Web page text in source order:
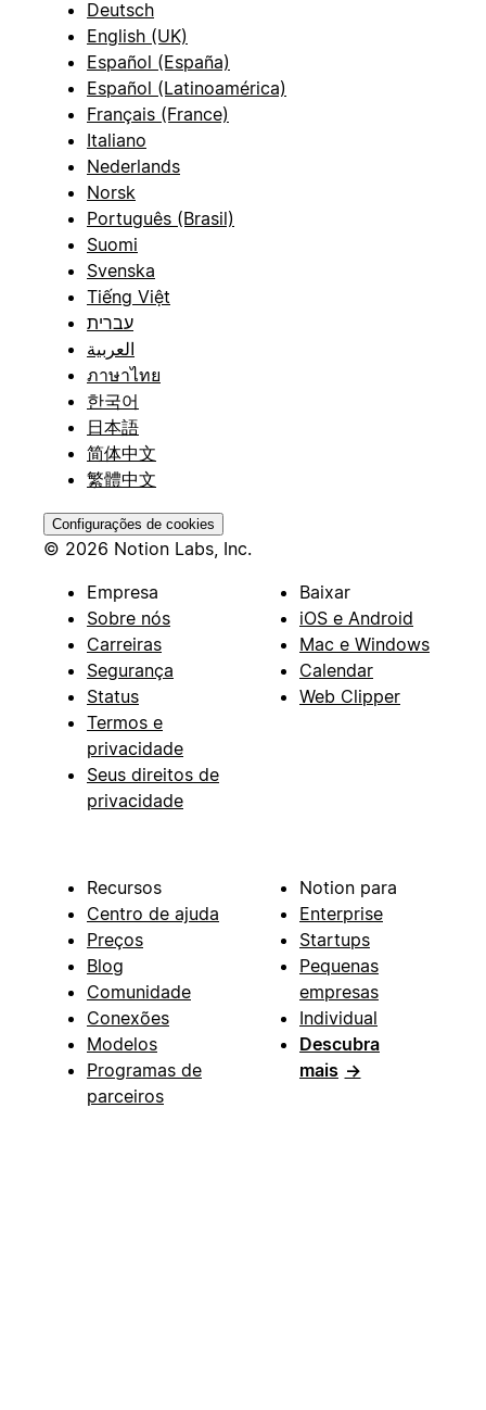
Deutsch
English (UK)
Español (España)
Español (Latinoamérica)
Français (France)
Italiano
Nederlands
Norsk
Português (Brasil)
Suomi
Svenska
Tiếng Việt
עברית
العربية
ภาษาไทย
한국어
日本語
简体中文
繁體中文
Configurações de cookies
© 2026 Notion Labs, Inc.
Empresa
Sobre nós
Carreiras
Segurança
Status
Termos e
privacidade
Seus direitos de
privacidade
Baixar
iOS e Android
Mac e Windows
Calendar
Web Clipper
Recursos
Centro de ajuda
Preços
Blog
Comunidade
Conexões
Modelos
Programas de
parceiros
Notion para
Enterprise
Startups
Pequenas
empresas
Individual
Descubra
mais →